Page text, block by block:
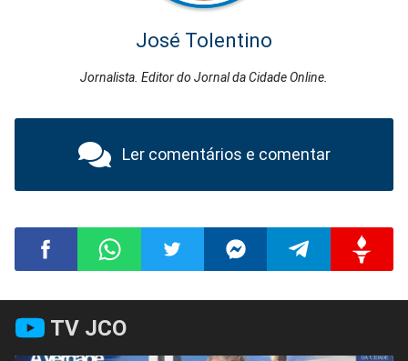
José Tolentino
Jornalista. Editor do Jornal da Cidade Online.
Ler comentários e comentar
no
no
no
no
no
no
TV JCO